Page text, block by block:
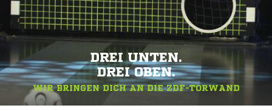
DREI UNTEN.
DREI OBEN.
WIR BRINGEN DICH AN DIE ZDF-TORWAND